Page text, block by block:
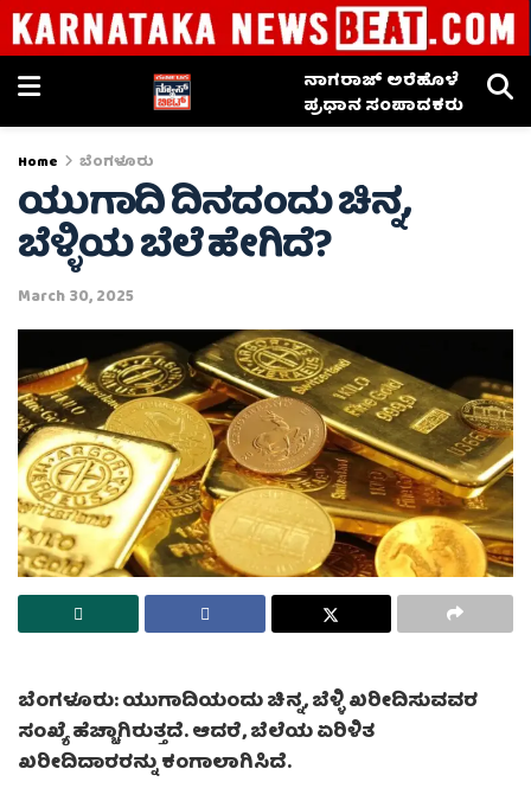
ನಾಗರಾಜ್ ಅರೆಹೊಳೆ
ಪ್ರಧಾನ ಸಂಪಾದಕರು
Home ಬೆಂಗಳೂರು
ಯುಗಾದಿ ದಿನದಂದು ಚಿನ್ನ,
ಬೆಳ್ಳಿಯ ಬೆಲೆ ಹೇಗಿದೆ?
March 30, 2025
ಬೆಂಗಳೂರು: ಯುಗಾದಿಯಂದು ಚಿನ್ನ, ಬೆಳ್ಳಿ ಖರೀದಿಸುವವರ
ಸಂಖ್ಯೆ ಹೆಚ್ಚಾಗಿರುತ್ತದೆ. ಆದರೆ, ಬೆಲೆಯ ಏರಿಳಿತ
ಖರೀದಿದಾರರನ್ನು ಕಂಗಾಲಾಗಿಸಿದೆ.